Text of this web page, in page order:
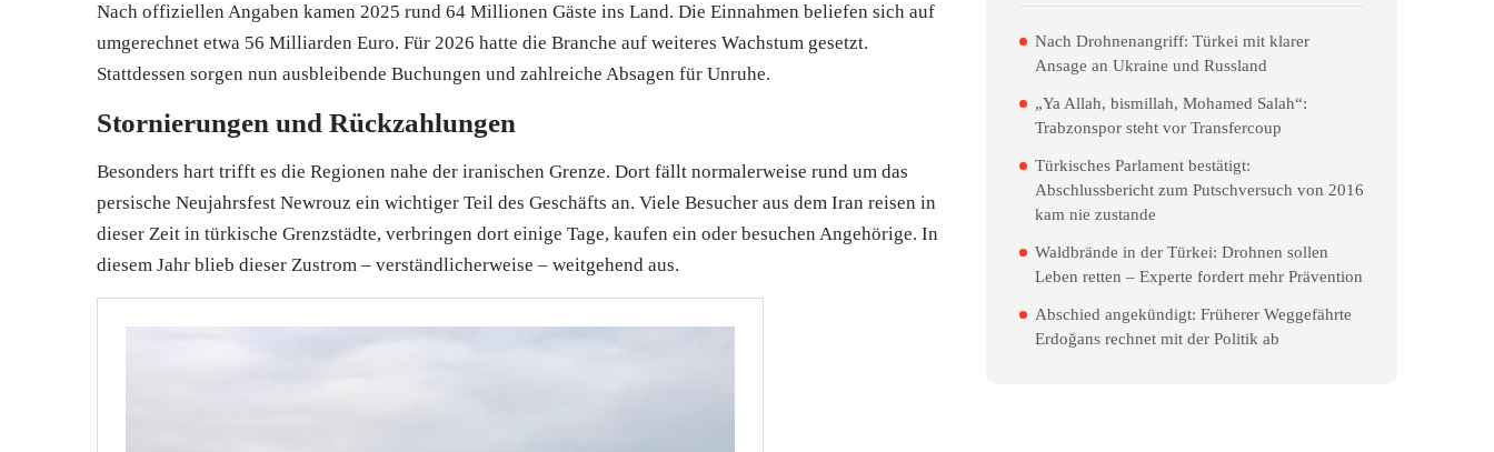
Nach offiziellen Angaben kamen 2025 rund 64 Millionen Gäste ins Land. Die Einnahmen beliefen sich auf
umgerechnet etwa 56 Milliarden Euro. Für 2026 hatte die Branche auf weiteres Wachstum gesetzt.
Stattdessen sorgen nun ausbleibende Buchungen und zahlreiche Absagen für Unruhe.
Stornierungen und Rückzahlungen
Besonders hart trifft es die Regionen nahe der iranischen Grenze. Dort fällt normalerweise rund um das
persische Neujahrsfest Newrouz ein wichtiger Teil des Geschäfts an. Viele Besucher aus dem Iran reisen in
dieser Zeit in türkische Grenzstädte, verbringen dort einige Tage, kaufen ein oder besuchen Angehörige. In
diesem Jahr blieb dieser Zustrom – verständlicherweise – weitgehend aus.
Nach Drohnenangriff: Türkei mit klarer
Ansage an Ukraine und Russland
„Ya Allah, bismillah, Mohamed Salah“:
Trabzonspor steht vor Transfercoup
Türkisches Parlament bestätigt:
Abschlussbericht zum Putschversuch von 2016
kam nie zustande
Waldbrände in der Türkei: Drohnen sollen
Leben retten – Experte fordert mehr Prävention
Abschied angekündigt: Früherer Weggefährte
Erdoğans rechnet mit der Politik ab